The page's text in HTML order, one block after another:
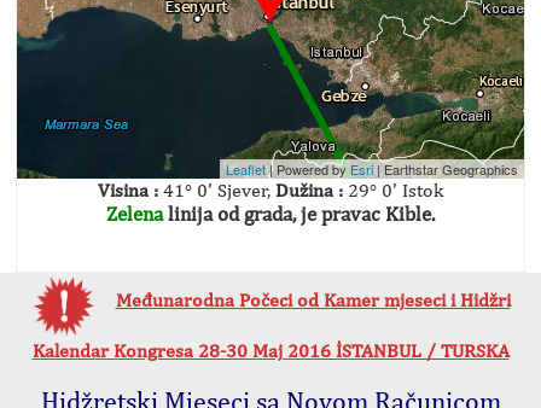
Leaflet| Powered byEsri |Earthstar Geographics
Visina : 41° 0' Sjever, Dužina : 29° 0' Istok
Zelenalinija od grada, je pravac Kible.
Međunarodna Počeci od Kamer mjeseci i Hidžri
Kalendar Kongresa 28-30 Maj 2016 İSTANBUL / TURSKA
Hidžretski Mjeseci sa Novom Računicom